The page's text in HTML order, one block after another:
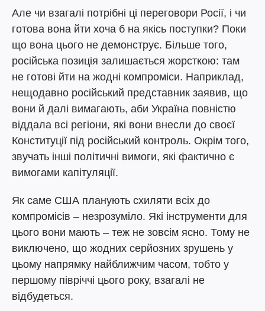
Але чи взагалі потрібні ці переговори Росії, і чи
готова вона йти хоча б на якісь поступки? Поки
що вона цього не демонструє. Більше того,
російська позиція залишається жорсткою: там
не готові йти на жодні компроміси. Наприклад,
нещодавно російський представник заявив, що
вони й далі вимагають, аби Україна повністю
віддала всі регіони, які вони внесли до своєї
Конституції під російський контроль. Окрім того,
звучать інші політичні вимоги, які фактично є
вимогами капітуляції.
Як саме США планують схиляти всіх до
компромісів – незрозуміло. Які інструменти для
цього вони мають – теж не зовсім ясно. Тому не
виключено, що жодних серйозних зрушень у
цьому напрямку найближчим часом, тобто у
першому півріччі цього року, взагалі не
відбудеться.